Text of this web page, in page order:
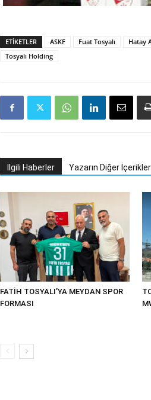
ETIKETLER ASKF Fuat Tosyalı Hatay
Tosyalı Holding
İlgili Haberler Yazarın Diğer
FATİH TOSYALI’YA MEYDAN SPOR
FORMASI